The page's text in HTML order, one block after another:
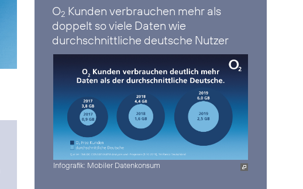
O2 Kunden verbrauchen mehr als
doppelt so viele Daten wie
durchschnittliche deutsche Nutzer
Infografik: Mobiler Datenkonsum